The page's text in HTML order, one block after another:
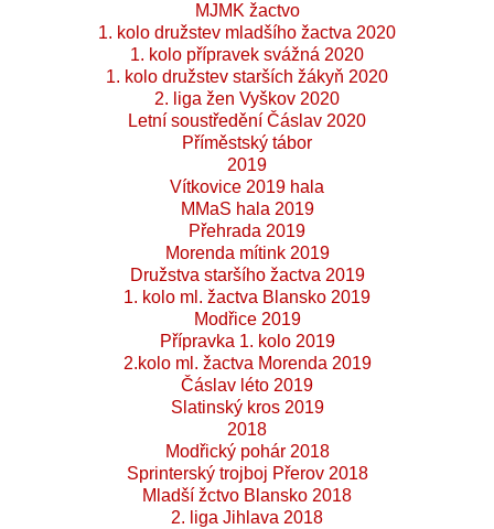
MJMK žactvo
1. kolo družstev mladšího žactva 2020
1. kolo přípravek svážná 2020
1. kolo družstev starších žákyň 2020
2. liga žen Vyškov 2020
Letní soustředění Čáslav 2020
Příměstský tábor
2019
Vítkovice 2019 hala
MMaS hala 2019
Přehrada 2019
Morenda mítink 2019
Družstva staršího žactva 2019
1. kolo ml. žactva Blansko 2019
Modřice 2019
Přípravka 1. kolo 2019
2.kolo ml. žactva Morenda 2019
Čáslav léto 2019
Slatinský kros 2019
2018
Modřický pohár 2018
Sprinterský trojboj Přerov 2018
Mladší žctvo Blansko 2018
2. liga Jihlava 2018